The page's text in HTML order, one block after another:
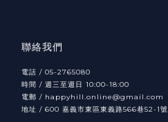
聯絡我們
電話 / 05-2765080
時間 / 週三至週日 10:00-18:00
電郵 / happyhill.online@gmail.com
地址 / 600 嘉義市東區東義路566巷52-1號